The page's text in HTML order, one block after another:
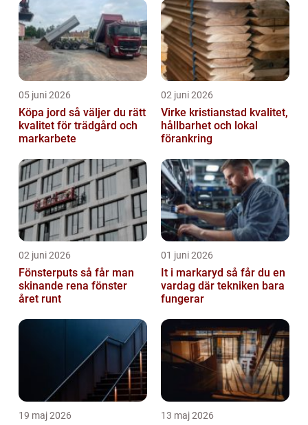
05 juni 2026
Köpa jord så väljer du rätt
kvalitet för trädgård och
markarbete
02 juni 2026
Virke kristianstad kvalitet,
hållbarhet och lokal
förankring
02 juni 2026
Fönsterputs så får man
skinande rena fönster
året runt
01 juni 2026
It i markaryd så får du en
vardag där tekniken bara
fungerar
19 maj 2026 13 maj 2026